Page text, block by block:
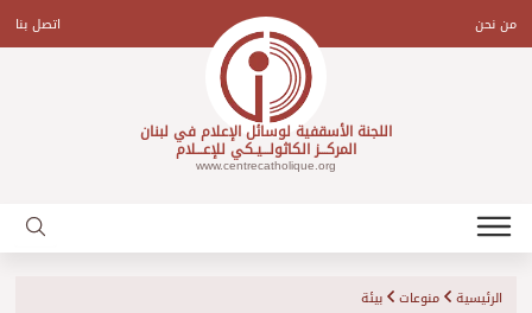
contentمن نحن اتصل بنا
اللجنة الأسقفية لوسائل الإعلام في لبنان
المركـــز الكاثولـــيـكي للإعـــلام
www.centrecatholique.org
الرئيسية منوعات بيئة